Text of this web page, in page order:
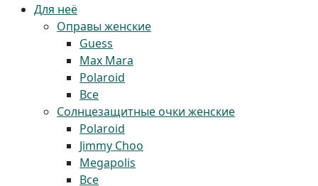
Для неё
Оправы женские
Guess
Max Mara
Polaroid
Все
Солнцезащитные очки женские
Polaroid
Jimmy Choo
Megapolis
Все